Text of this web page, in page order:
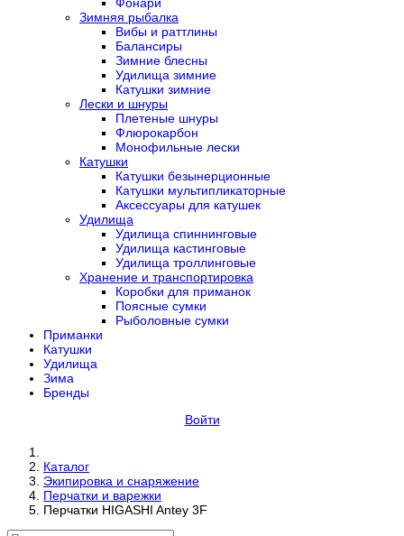
Зимняя рыбалка
Вибы и раттлины
Балансиры
Зимние блесны
Удилища зимние
Катушки зимние
Лески и шнуры
Плетеные шнуры
Флюрокарбон
Монофильные лески
Катушки
Катушки безынерционные
Катушки мультипликаторные
Аксессуары для катушек
Удилища
Удилища спиннинговые
Удилища кастинговые
Удилища троллинговые
Хранение и транспортировка
Коробки для приманок
Поясные сумки
Рыболовные сумки
Приманки
Катушки
Удилища
Зима
Бренды
Войти
Каталог
Экипировка и снаряжение
Перчатки и варежки
Перчатки HIGASHI Antey 3F